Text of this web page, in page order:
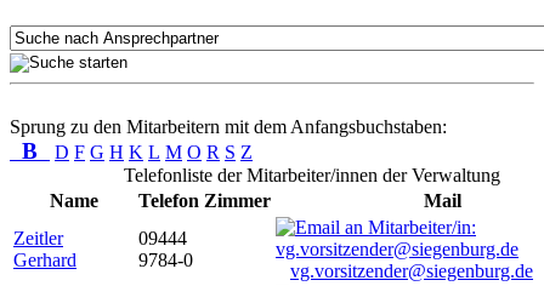
Sprung zu den Mitarbeitern mit dem Anfangsbuchstaben:
B D F G H K L M O R S Z
Telefonliste der Mitarbeiter/innen der Verwaltung
Name
Telefon Zimmer
Mail
Zeitler
Gerhard
09444
9784-0
vg.vorsitzender@siegenburg.de